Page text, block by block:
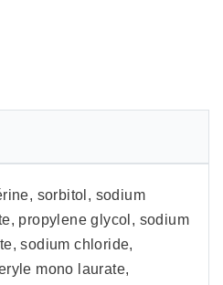
sorbitol, sodium
propylene glycol, sodium
sodium chloride,
mono laurate,